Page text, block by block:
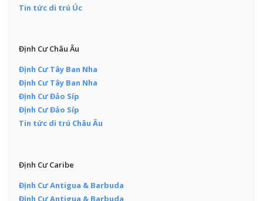
Tin tức di trú Úc
Định Cư Châu Âu
Định Cư Tây Ban Nha
Định Cư Tây Ban Nha
Định Cư Đảo Síp
Định Cư Đảo Síp
Tin tức di trú Châu Âu
Định Cư Caribe
Định Cư Antigua & Barbuda
Định Cư Antigua & Barbuda